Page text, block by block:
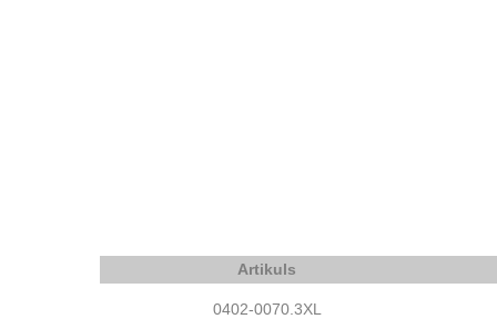
Artikuls
0402-0070.3XL